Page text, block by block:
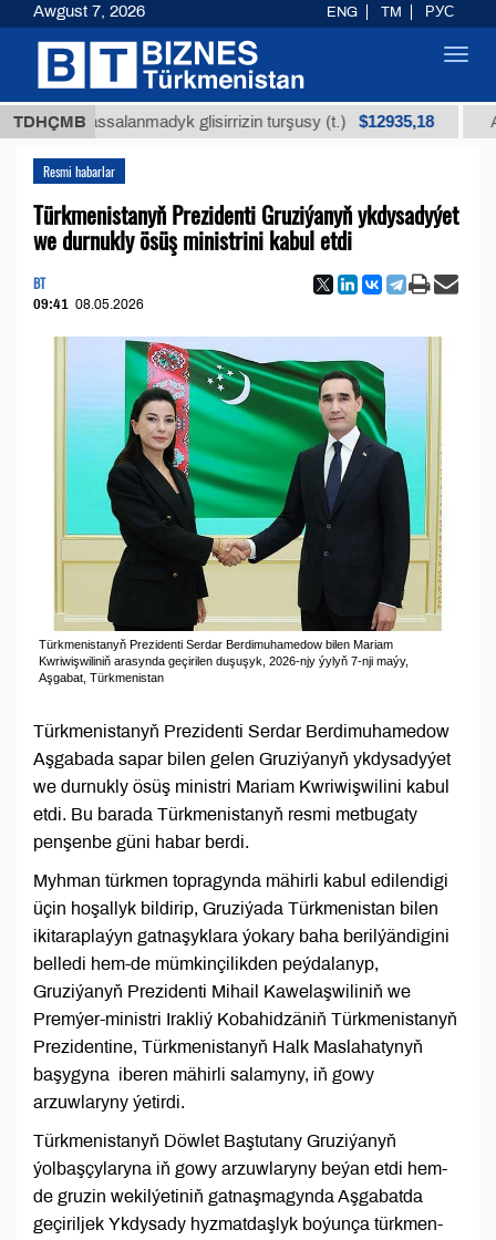
TDHÇMB
arassalanmadyk glisirrizin turşusy (t.) $12935,18 Az
Resmi habarlar
Türkmenistanyň Prezidenti Gruziýanyň ykdysadyýet
we durnukly ösüş ministrini kabul etdi
BT
09:41 08.05.2026
Türkmenistanyň Prezidenti Serdar Berdimuhamedow bilen Mariam
Kwriwişwiliniň arasynda geçirilen duşuşyk, 2026-njy ýylyň 7-nji maýy,
Aşgabat, Türkmenistan
Türkmenistanyň Prezidenti Serdar Berdimuhamedow
Aşgabada sapar bilen gelen Gruziýanyň ykdysadyýet
we durnukly ösüş ministri Mariam Kwriwişwilini kabul
etdi. Bu barada Türkmenistanyň resmi metbugaty
penşenbe güni habar berdi.
Myhman türkmen topragynda mähirli kabul edilendigi
üçin hoşallyk bildirip, Gruziýada Türkmenistan bilen
ikitaraplaýyn gatnaşyklara ýokary baha berilýändigini
belledi hem-de mümkinçilikden peýdalanyp,
Gruziýanyň Prezidenti Mihail Kawelaşwiliniň we
Premýer-ministri Irakliý Kobahidzäniň Türkmenistanyň
Prezidentine, Türkmenistanyň Halk Maslahatynyň
başygyna iberen mähirli salamyny, iň gowy
arzuwlaryny ýetirdi.
Türkmenistanyň Döwlet Baştutany Gruziýanyň
ýolbaşçylaryna iň gowy arzuwlaryny beýan etdi hem-
de gruzin wekilýetiniň gatnaşmagynda Aşgabatda
geçiriljek Ykdysady hyzmatdaşlyk boýunça türkmen-
Awgust 7, 2026 ENG TM РУС